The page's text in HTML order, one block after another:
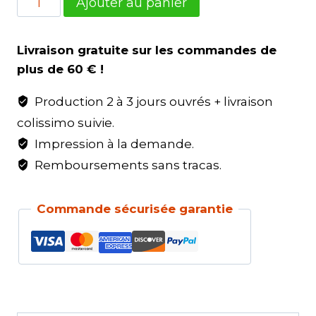
Livraison gratuite sur les commandes de
plus de 60 € !
Production 2 à 3 jours ouvrés + livraison
colissimo suivie.
Impression à la demande.
Remboursements sans tracas.
Commande sécurisée garantie